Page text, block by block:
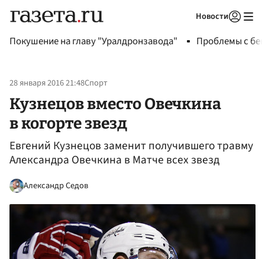
Новости
Покушение на главу "Уралдронзавода" Проблемы с
28 января 2016 21:48Спорт
Кузнецов вместо Овечкина
в когорте звезд
Евгений Кузнецов заменит получившего травму
Александра Овечкина в Матче всех звезд
Александр Седов